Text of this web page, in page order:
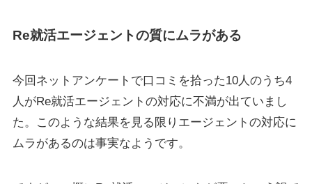
Re就活エージェントの質にムラがある
今回ネットアンケートで口コミを拾った10人のうち4
人がRe就活エージェントの対応に不満が出ていまし
た。このような結果を見る限りエージェントの対応に
ムラがあるのは事実なようです。